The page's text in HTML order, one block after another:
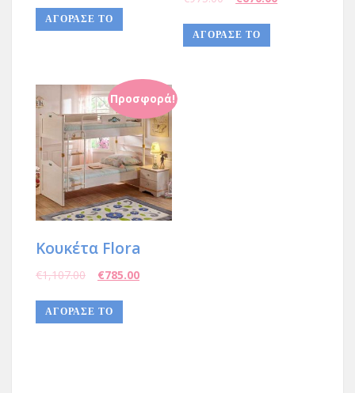
ΑΓΌΡΑΣΈ ΤΟ
ΑΓΟΡΑΣΕ ΤΟ
Προσφορά!
Κουκέτα Flora
€1,107.00 €785.00
ΑΓΟΡΑΣΕ ΤΟ